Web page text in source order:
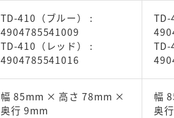
TD-410（ブルー） :
4904785541009
TD-410（レッド） :
4904785541016
TD-
TD-
幅 85mm × 高さ 78mm ×
奥行 9mm
幅
奥